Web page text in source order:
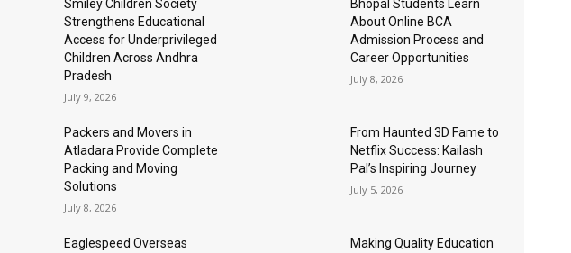
Smiley Children Society
Strengthens Educational
Access for Underprivileged
Children Across Andhra
Pradesh
July 9, 2026
Bhopal Students Learn
About Online BCA
Admission Process and
Career Opportunities
July 8, 2026
Packers and Movers in
Atladara Provide Complete
Packing and Moving
Solutions
July 8, 2026
From Haunted 3D Fame to
Netflix Success: Kailash
Pal’s Inspiring Journey
July 5, 2026
Eaglespeed Overseas
Making Quality Education